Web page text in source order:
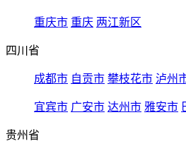
重庆市 重庆 两江新区
四川省
成都市 自贡市 攀枝花市 泸州
宜宾市 广安市 达州市 雅安市
贵州省